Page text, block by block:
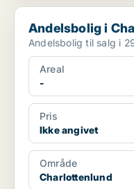
Andelsbolig i
Andelsbolig i
Andelsbolig til salg i
Areal
-
Pris
Ikke angivet
Område
Charlottenlund